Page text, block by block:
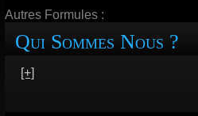
Autres Formules :
Qui Sommes Nous ?
[+]